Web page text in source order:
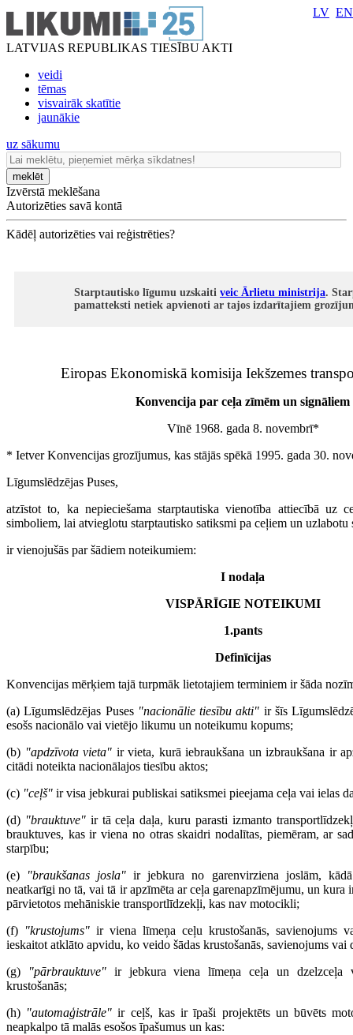
LATVIJAS REPUBLIKAS TIESĪBU AKTI
veidi
tēmas
visvairāk skatītie
jaunākie
LV EN
uz sākumu
meklēt
Izvērstā meklēšana
Autorizēties savā kontā
Kādēļ autorizēties vai reģistrēties?
Starptautisko līgumu uzskaiti veic Ārlietu ministrija.
pamatteksti netiek apvienoti ar tajos izdarītajiem
Eiropas Ekonomiskā komisija Iekšzemes
Konvencija par ceļa zīmēm un signāliem
Vīnē 1968. gada 8. novembrī*
* Ietver Konvencijas grozījumus, kas stājās spēkā 1995. gada 30.
Līgumslēdzējas Puses,
atzīstot to, ka nepieciešama starptautiska vienotība attiecībā uz
simboliem, lai atvieglotu starptautisko satiksmi pa ceļiem un uzlabotu
ir vienojušās par šādiem noteikumiem:
I nodaļa
VISPĀRĪGIE NOTEIKUMI
1.pants
Definīcijas
Konvencijas mērķiem tajā turpmāk lietotajiem terminiem ir šāda
(a) Līgumslēdzējas Puses "nacionālie tiesību akti" ir šīs
esošs nacionālo vai vietējo likumu un noteikumu kopums;
(b) "apdzīvota vieta" ir vieta, kurā iebraukšana un izbraukšana ir
citādi noteikta nacionālajos tiesību aktos;
(c) "ceļš" ir visa jebkurai publiskai satiksmei pieejama ceļa vai ielas
(d) "brauktuve"ir tā ceļa daļa, kuru parasti izmanto
brauktuves, kas ir viena no otras skaidri nodalītas, piemēram, ar
starpību;
(e)
"braukšanas josla" ir jebkura no garenvirziena joslām,
neatkarīgi no tā, vai tā ir apzīmēta ar ceļa garenapzīmējumu, un kura
pārvietotos mehāniskie transportlīdzekļi, kas nav motocikli;
(f) "krustojums" ir viena līmeņa ceļu krustošanās, savienojums
ieskaitot atklāto apvidu, ko veido šādas krustošanās, savienojums vai
(g)
"pārbrauktuve"ir jebkura viena līmeņa ceļa un dzelzceļa
krustošanās;
(h) "automaģistrāle" ir ceļš, kas ir īpaši projektēts un būvēts
neapkalpo tā malās esošos īpašumus un kas: